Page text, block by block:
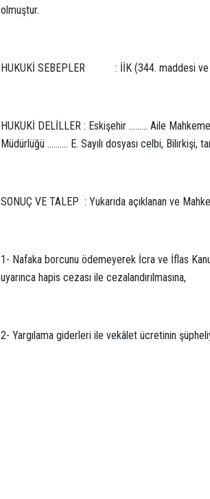
olmuştur.
HUKUKİ SEBEPLER : İİK (344. maddesi ve
HUKUKİ DELİLLER : Eskişehir ……… Aile
Müdürlüğü ………. E. Sayılı dosyası celbi, Bilirkişi,
SONUÇ VE TALEP : Yukarıda açıklanan ve
1- Nafaka borcunu ödemeyerek İcra ve İflas
uyarınca hapis cezası ile cezalandırılmasına,
2- Yargılama giderleri ile vekâlet ücretinin